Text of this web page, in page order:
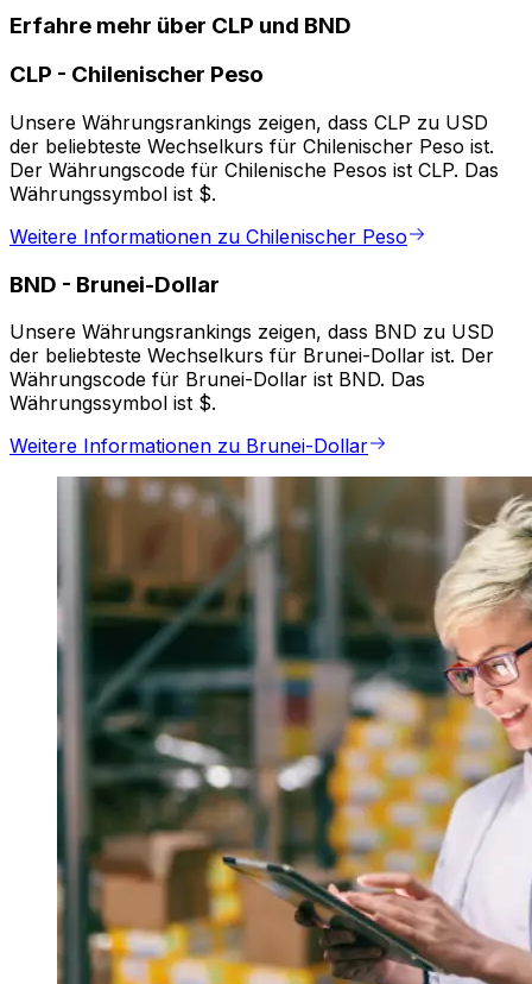
Erfahre mehr über CLP und BND
CLP - Chilenischer Peso
Unsere Währungsrankings zeigen, dass CLP zu USD
der beliebteste Wechselkurs für Chilenischer Peso ist.
Der Währungscode für Chilenische Pesos ist CLP. Das
Währungssymbol ist $.
Weitere Informationen zu Chilenischer Peso
BND - Brunei-Dollar
Unsere Währungsrankings zeigen, dass BND zu USD
der beliebteste Wechselkurs für Brunei-Dollar ist. Der
Währungscode für Brunei-Dollar ist BND. Das
Währungssymbol ist $.
Weitere Informationen zu Brunei-Dollar